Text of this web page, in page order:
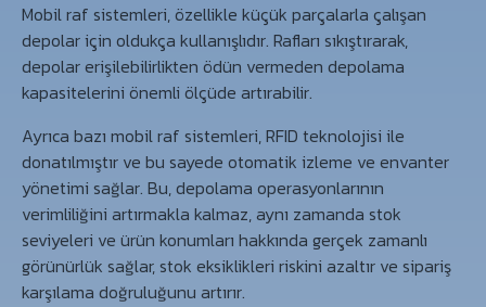
Mobil raf sistemleri, özellikle küçük parçalarla çalışan
depolar için oldukça kullanışlıdır. Rafları sıkıştırarak,
depolar erişilebilirlikten ödün vermeden depolama
kapasitelerini önemli ölçüde artırabilir.
Ayrıca bazı mobil raf sistemleri, RFID teknolojisi ile
donatılmıştır ve bu sayede otomatik izleme ve envanter
yönetimi sağlar. Bu, depolama operasyonlarının
verimliliğini artırmakla kalmaz, aynı zamanda stok
seviyeleri ve ürün konumları hakkında gerçek zamanlı
görünürlük sağlar, stok eksiklikleri riskini azaltır ve sipariş
karşılama doğruluğunu artırır.